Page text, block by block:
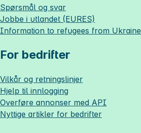
Spørsmål og svar
Jobbe i utlandet (EURES)
Information to refugees from Ukraine
For bedrifter
Vilkår og retningslinjer
Hjelp til innlogging
Overføre annonser med API
Nyttige artikler for bedrifter